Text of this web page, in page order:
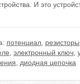
И это
потенциал, резисторы
, электронный ключ,
, диодная цепочка